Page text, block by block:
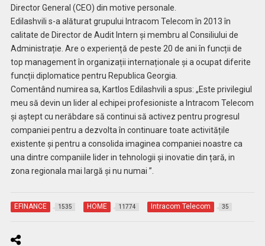
Director General (CEO) din motive personale.
Edilashvili s-a alăturat grupului Intracom Telecom în 2013 în
calitate de Director de Audit Intern și membru al Consiliului de
Administrație. Are o experiență de peste 20 de ani în funcții de
top management în organizații internaționale și a ocupat diferite
funcții diplomatice pentru Republica Georgia.
Comentând numirea sa, Kartlos Edilashvili a spus: „Este privilegiul
meu să devin un lider al echipei profesioniste a Intracom Telecom
și aștept cu nerăbdare să continui să activez pentru progresul
companiei pentru a dezvolta în continuare toate activitățile
existente și pentru a consolida imaginea companiei noastre ca
una dintre companiile lider in tehnologii și inovatie din țară, in
zona regionala mai largă și nu numai ”.
EFINANCE 1535 HOME 11774 Intracom Telecom 35